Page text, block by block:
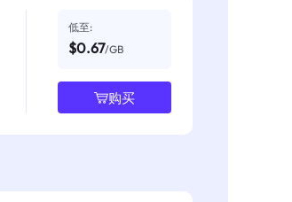
低至:
$0.67/GB
购买